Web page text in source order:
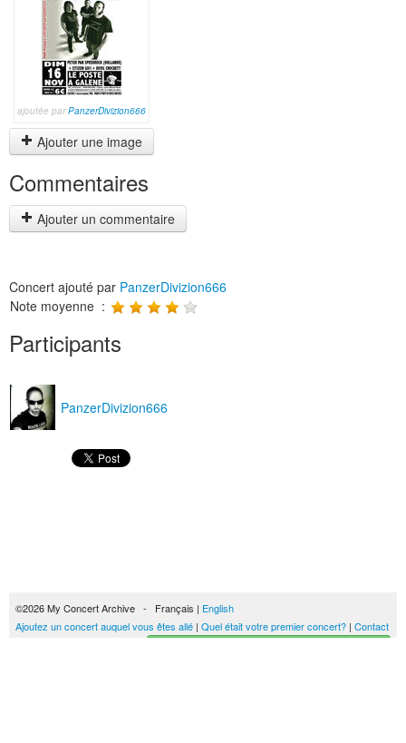
ajoutée parPanzerDivizion666
Ajouter une image
Commentaires
Ajouter un commentaire
Concert ajouté par PanzerDivizion666
Note moyenne :
Participants
PanzerDivizion666
©2026 My Concert Archive - Français | English
Ajoutez un concert auquel vous êtes allé | Quel était votre premier concert? | Contact